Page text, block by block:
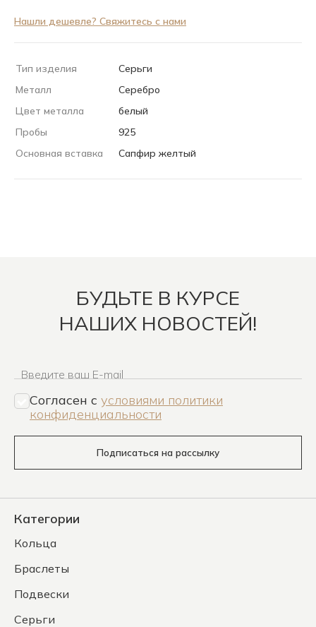
Нашли дешевле? Свяжитесь с нами
Тип изделия
Серьги
Металл
Серебро
Цвет металла
белый
Пробы
925
Основная вставка
Сапфир желтый
БУДЬТЕ В КУРСЕ
НАШИХ НОВОСТЕЙ!
Введите ваш E-mail
Согласен c условиями политики
конфиденциальности
Подписаться на рассылку
Категории
Кольца
Браслеты
Подвески
Серьги